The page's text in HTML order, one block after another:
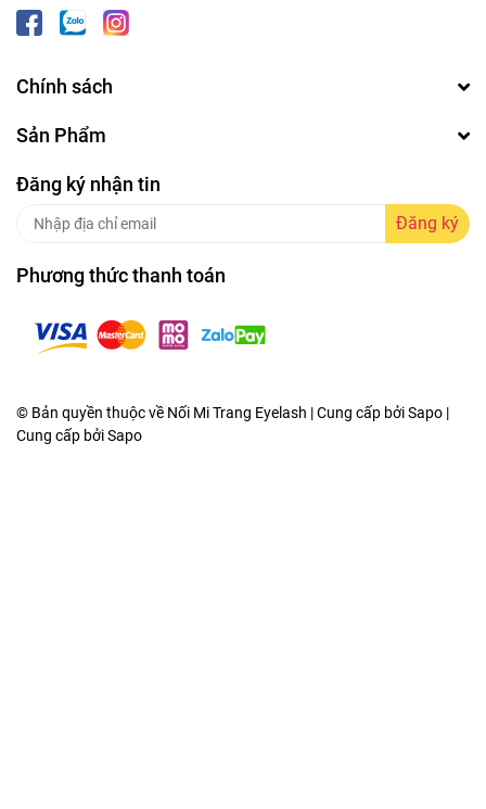
Chính sách
Sản Phẩm
Đăng ký nhận tin
Đăng ký
Phương thức thanh toán
© Bản quyền thuộc về Nối Mi Trang Eyelash | Cung cấp bởi Sapo |
Cung cấp bởiSapo